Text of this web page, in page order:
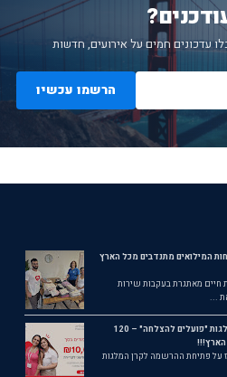
עדכונים חמים על אירועים, חדשות
הרשמו עכשיו
המילואים מתנדבים מכל הארץ
מאתגרת בעקבות שירות
...
בנק הפועלים פותח את ההרשמה לקרן המלגות "פועלים להצלחה" – 120
על פתיחת ההרשמה לקרן המלגות